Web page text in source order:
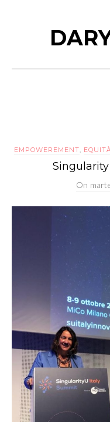
EMPOWEREMENT,
On